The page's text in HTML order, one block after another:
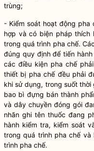
trùng;
- Kiểm soát hoạt động pha
hợp và có biện pháp
trong quá trình pha chế.
đúng quy định để tiến
các điều kiện pha chế
thiết bị pha chế đều phải
khi sử dụng, trong suốt thời
bao bì đựng bán thành
và dây chuyền đóng gói
nhãn ghi tên thuốc đang
hành kiểm tra, kiểm soát
trong quá trình pha chế
trình pha chế.